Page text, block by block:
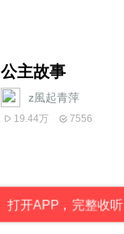
公主故事
z風起青萍
19.44万 7556
打开APP，完整收听